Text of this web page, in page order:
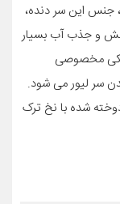
جنس این سر دنده،
و جذب آب بسیار
مخصوصی
سر لیور می شود.
شده با نخ ترک